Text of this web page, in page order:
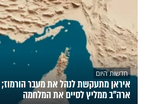
חדשות היום
איראן מתעקשת לנהל את מעבר
ארה"ב ממליץ לסיים את המלחמה